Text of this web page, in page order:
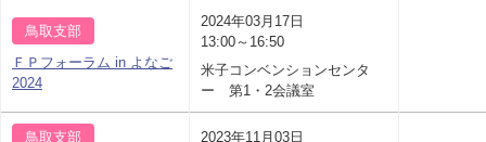
鳥取支部
ＦＰフォーラム in よなご
2024
2024年03月17日
13:00～16:50
米子コンベンションセンタ
ー 第1・2会議室
鳥取支部
2023年11月03日